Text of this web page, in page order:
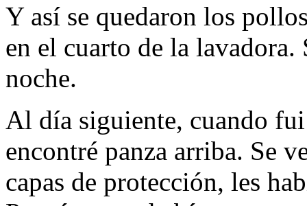
Y así se quedaron los
en el cuarto de la lavadora.
noche.
Al día siguiente, cuando
encontré panza arriba. Se
capas de protección, les